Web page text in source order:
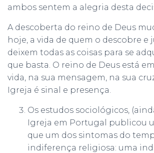
ambos sentem a alegria desta
A descoberta do reino de Deus
hoje, a vida de quem o descobre e
deixem todas as coisas para se
que basta. O reino de Deus está
vida, na sua mensagem, na sua
Igreja é sinal e presença.
Os estudos sociológicos,
Igreja em Portugal publicou
que um dos sintomas do
indiferença religiosa: uma